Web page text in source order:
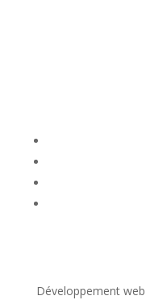
Développement web